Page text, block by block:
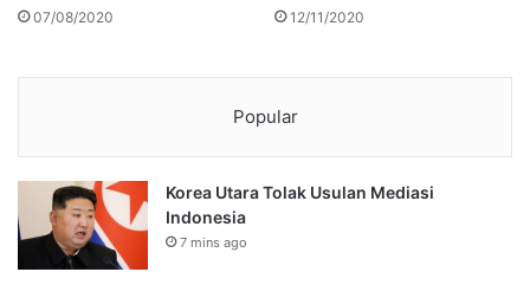
07/08/2020 12/11/2020
Popular
Korea Utara Tolak Usulan Mediasi
Indonesia
7 mins ago